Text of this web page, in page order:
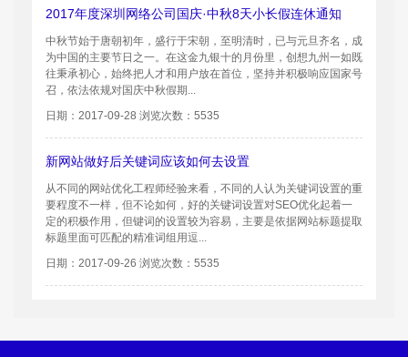
2017年度深圳网络公司国庆·中秋8天小长假连休通知
中秋节始于唐朝初年，盛行于宋朝，至明清时，已与元旦齐名，成
为中国的主要节日之一。在这金九银十的月份里，创想九州一如既
往秉承初心，始终把人才和用户放在首位，坚持并积极响应国家号
召，依法依规对国庆中秋假期...
日期：2017-09-28 浏览次数：5535
新网站做好后关键词应该如何去设置
从不同的网站优化工程师经验来看，不同的人认为关键词设置的重
要程度不一样，但不论如何，好的关键词设置对SEO优化起着一
定的积极作用，但键词的设置较为容易，主要是依据网站标题提取
标题里面可匹配的精准词组用逗...
日期：2017-09-26 浏览次数：5535